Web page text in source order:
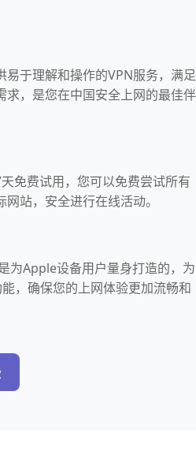
于理解和操作的VPN服务，满足
求，是您在中国安全上网的最佳伴
免费试用，您可以免费尝试所有
站，安全进行在线活动。
为Apple设备用户量身打造的，为
，确保您的上网体验更加流畅和